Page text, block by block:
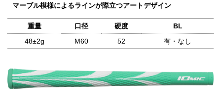
マーブル模様によるラインが際立つアートデザイン
重量 口径 硬度
BL
48±2g
M60 52 有・なし